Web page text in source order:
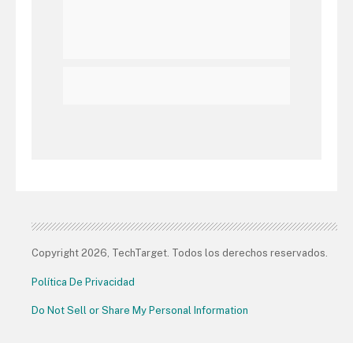
Copyright 2026, TechTarget. Todos los derechos reservados.
Política De Privacidad
Do Not Sell or Share My Personal Information